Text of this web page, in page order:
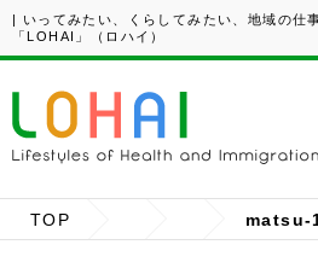
| いってみたい、くらしてみたい、地域の仕
「LOHAI」（ロハイ）
TOP matsu-